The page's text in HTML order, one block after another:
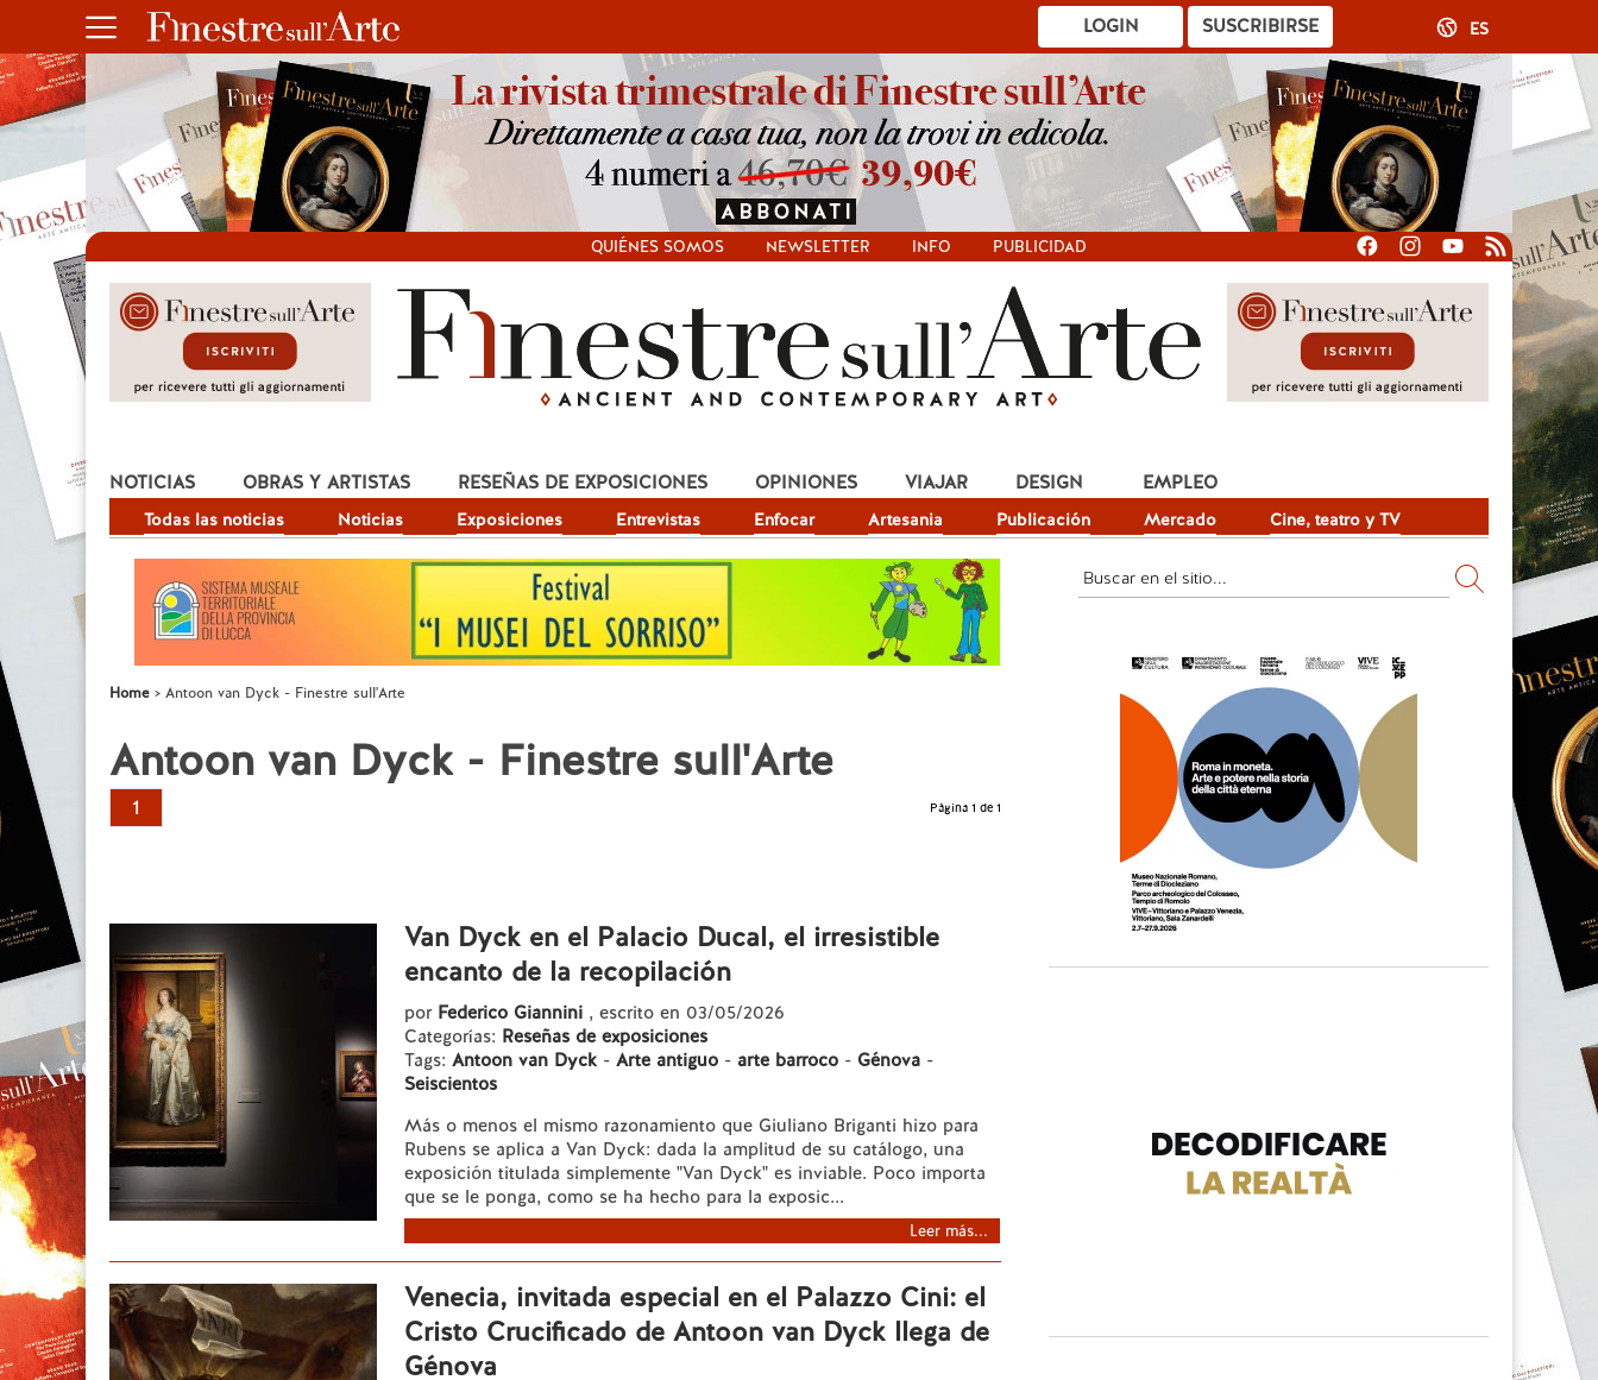
SUSCRIBIRSE
LOGIN ES
QUIÉNES SOMOS NEWSLETTER INFO PUBLICIDAD
NOTICIAS
Todas las noticias Noticias Exposiciones Entrevistas Enfocar Artesania Publicación Mercado Cine, teatro y TV
OBRAS Y ARTISTAS RESEÑAS DE EXPOSICIONES OPINIONES VIAJAR DESIGN EMPLEO
Home Antoon van Dyck - Finestre sull'Arte
Antoon van Dyck - Finestre sull'Arte
1 Página 1 de 1
Van Dyck en el Palacio Ducal, el irresistible
encanto de la recopilación
por Federico Giannini , escrito en 03/05/2026
Categorías: Reseñas de exposiciones
Tags: Antoon van Dyck - Arte antiguo - arte barroco - Génova -
Seiscientos
Más o menos el mismo razonamiento que Giuliano Briganti hizo para
Rubens se aplica a Van Dyck: dada la amplitud de su catálogo, una
exposición titulada simplemente "Van Dyck" es inviable. Poco importa
que se le ponga, como se ha hecho para la exposic...
Leer más...
Venecia, invitada especial en el Palazzo Cini: el
Cristo Crucificado de Antoon van Dyck llega de
Génova